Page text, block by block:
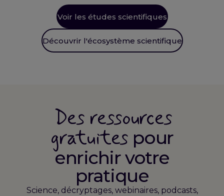
Voir les études scientifiques
Découvrir l'écosystème scientifique
Des ressources
gratuites pour
enrichir votre
pratique
Science, décryptages, webinaires, podcasts,